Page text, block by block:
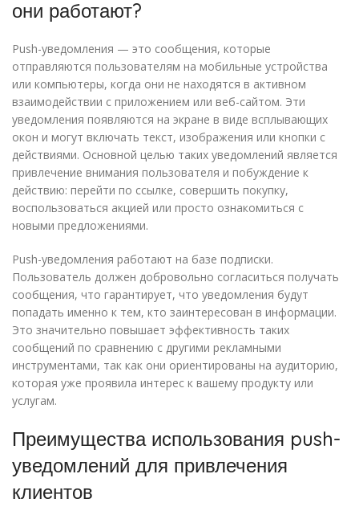
они работают?
Push-уведомления — это сообщения, которые
отправляются пользователям на мобильные устройства
или компьютеры, когда они не находятся в активном
взаимодействии с приложением или веб-сайтом. Эти
уведомления появляются на экране в виде всплывающих
окон и могут включать текст, изображения или кнопки с
действиями. Основной целью таких уведомлений является
привлечение внимания пользователя и побуждение к
действию: перейти по ссылке, совершить покупку,
воспользоваться акцией или просто ознакомиться с
новыми предложениями.
Push-уведомления работают на базе подписки.
Пользователь должен добровольно согласиться получать
сообщения, что гарантирует, что уведомления будут
попадать именно к тем, кто заинтересован в информации.
Это значительно повышает эффективность таких
сообщений по сравнению с другими рекламными
инструментами, так как они ориентированы на аудиторию,
которая уже проявила интерес к вашему продукту или
услугам.
Преимущества использования push-
уведомлений для привлечения
клиентов